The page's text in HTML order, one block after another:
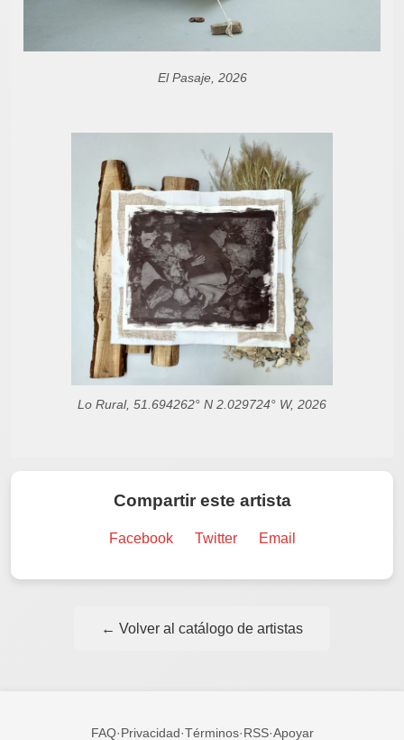
El Pasaje, 2026
Lo Rural, 51.694262° N 2.029724° W, 2026
Compartir este artista
Facebook Twitter Email
← Volver al catálogo de artistas
FAQ·Privacidad·Términos·RSS·Apoyar